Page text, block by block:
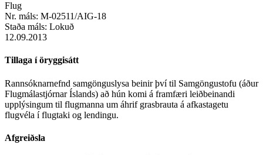
Flug
Nr. máls: M-02511/AIG-18
Staða máls: Lokuð
12.09.2013
Tillaga í öryggisátt
Rannsóknarnefnd samgönguslysa beinir því til Samgöngustofu (áður
Flugmálastjórnar Íslands) að hún komi á framfæri leiðbeinandi
upplýsingum til flugmanna um áhrif grasbrauta á afkastagetu
flugvéla í flugtaki og lendingu.
Afgreiðsla